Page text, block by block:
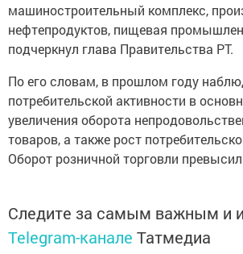
машиностроительный комплекс,
нефтепродуктов, пищевая
подчеркнул глава Правительства РТ.
По его словам, в прошлом году
потребительской активности в
увеличения оборота
товаров, а также рост
Оборот розничной торговли
Следите за самым важным и
Telegram-канале Татмедиа